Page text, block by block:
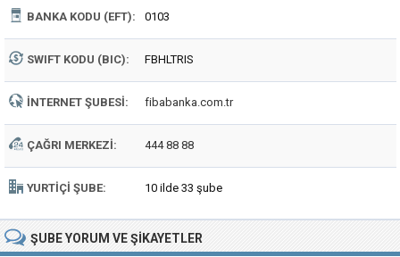
BANKA KODU (EFT): 0103
SWIFT KODU (BIC): FBHLTRIS
İNTERNET ŞUBESI: fibabanka.com.tr
ÇAĞRI MERKEZI: 444 88 88
YURTIÇI ŞUBE: 10 ilde 33 şube
ŞUBEYORUM VE ŞIKAYETLER